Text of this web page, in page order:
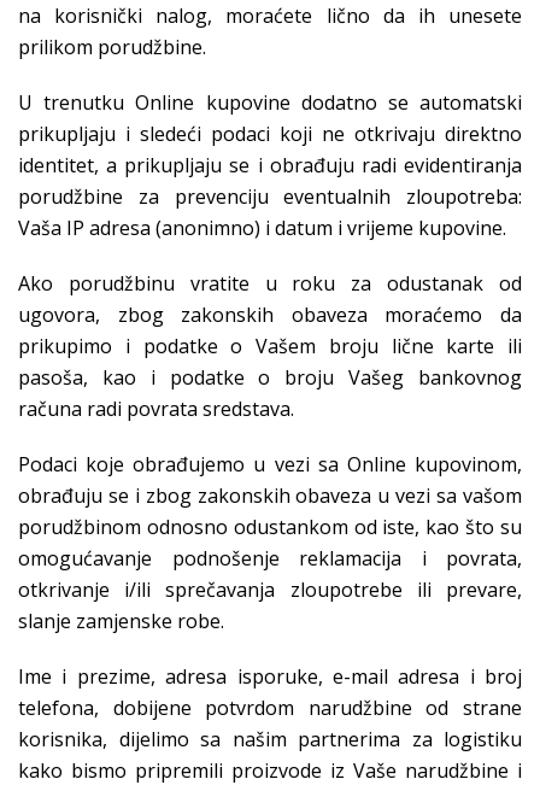
na korisnički nalog, moraćete lično da ih unesete
prilikom porudžbine.
U trenutku Online kupovine dodatno se automatski
prikupljaju i sledeći podaci koji ne otkrivaju direktno
identitet, a prikupljaju se i obrađuju radi evidentiranja
porudžbine za prevenciju eventualnih zloupotreba:
Vaša IP adresa (anonimno) i datum i vrijeme kupovine.
Ako porudžbinu vratite u roku za odustanak od
ugovora, zbog zakonskih obaveza moraćemo da
prikupimo i podatke o Vašem broju lične karte ili
pasoša, kao i podatke o broju Vašeg bankovnog
računa radi povrata sredstava.
Podaci koje obrađujemo u vezi sa Online kupovinom,
obrađuju se i zbog zakonskih obaveza u vezi sa vašom
porudžbinom odnosno odustankom od iste, kao što su
omogućavanje podnošenje reklamacija i povrata,
otkrivanje i/ili sprečavanja zloupotrebe ili prevare,
slanje zamjenske robe.
Ime i prezime, adresa isporuke, e-mail adresa i broj
telefona, dobijene potvrdom narudžbine od strane
korisnika, dijelimo sa našim partnerima za logistiku
kako bismo pripremili proizvode iz Vaše narudžbine i